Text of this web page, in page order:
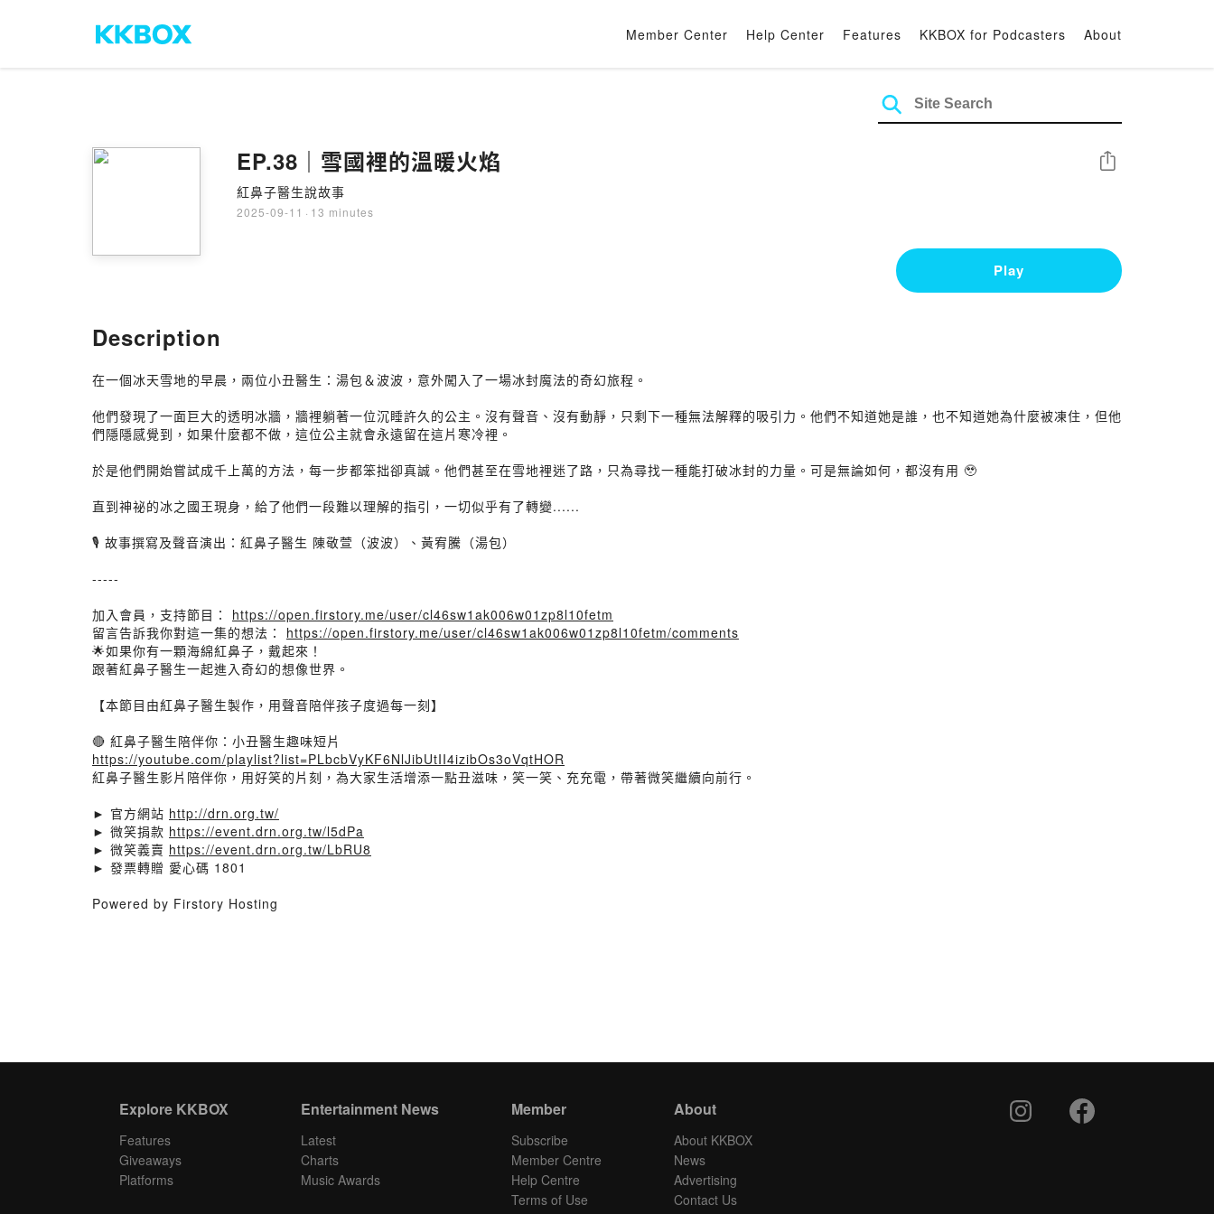
Member Center Help Center Features KKBOX for Podcasters About
EP.38｜雪國裡的溫暖火焰
紅鼻子醫生說故事
2025-09-11 · 13 minutes
Share
Play
Description
在一個冰天雪地的早晨，兩位小丑醫生：湯包＆波波，意外闖入了一場冰封魔法的奇幻旅程。
他們發現了一面巨大的透明冰牆，牆裡躺著一位沉睡許久的公主。沒有聲音、沒有動靜，只剩下一種無法解釋的吸引力。他們不知道她是誰，也不知道她為什麼被凍住，但他
們隱隱感覺到，如果什麼都不做，這位公主就會永遠留在這片寒冷裡。
於是他們開始嘗試成千上萬的方法，每一步都笨拙卻真誠。他們甚至在雪地裡迷了路，只為尋找一種能打破冰封的力量。可是無論如何，都沒有用 🥹
直到神祕的冰之國王現身，給了他們一段難以理解的指引，一切似乎有了轉變......
🎙️ 故事撰寫及聲音演出：紅鼻子醫生 陳敬萱（波波）、黃宥騰（湯包）
-----
加入會員，支持節目： https://open.firstory.me/user/cl46sw1ak006w01zp8l10fetm
留言告訴我你對這一集的想法： https://open.firstory.me/user/cl46sw1ak006w01zp8l10fetm/comments
🌟如果你有一顆海綿紅鼻子，戴起來！
跟著紅鼻子醫生一起進入奇幻的想像世界。
【本節目由紅鼻子醫生製作，用聲音陪伴孩子度過每一刻】
🔴 紅鼻子醫生陪伴你：小丑醫生趣味短片
https://youtube.com/playlist?list=PLbcbVyKF6NlJibUtII4izibOs3oVqtHOR
紅鼻子醫生影片陪伴你，用好笑的片刻，為大家生活增添一點丑滋味，笑一笑、充充電，帶著微笑繼續向前行。
► 官方網站 http://drn.org.tw/
► 微笑捐款 https://event.drn.org.tw/l5dPa
► 微笑義賣 https://event.drn.org.tw/LbRU8
► 發票轉贈 愛心碼 1801
Powered by Firstory Hosting
Explore KKBOX
Features
Giveaways
Platforms
Entertainment News
Latest
Charts
Music Awards
Member
Subscribe
Member Centre
Help Centre
Terms of Use
About
About KKBOX
News
Advertising
Contact Us